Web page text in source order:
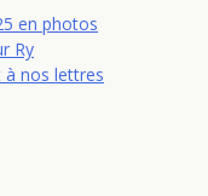
en photos
Ry
nos lettres